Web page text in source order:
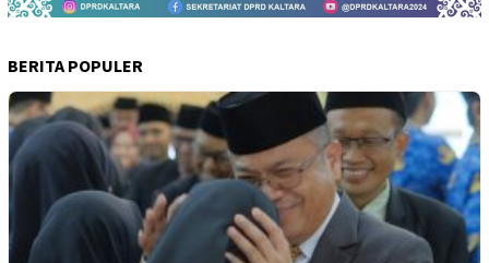
BERITA POPULER